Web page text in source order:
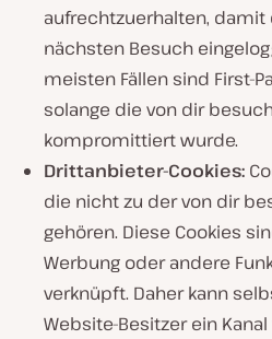
aufrechtzuerhalten,
nächsten Besuch
meisten Fällen sind First-
solange die von dir
kompromittiert wurde.
Drittanbieter-Cookies:
die nicht zu der von dir
gehören. Diese Cookies
Werbung oder andere
verknüpft. Daher kann
Website-Besitzer ein